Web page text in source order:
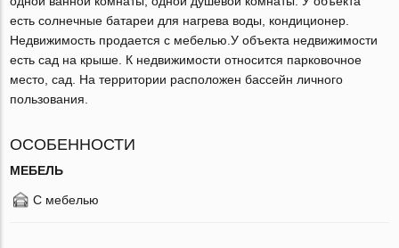
есть солнечные батареи для нагрева воды, кондиционер.
Недвижимость продается с мебелью.У объекта недвижимости
есть сад на крыше. К недвижимости относится парковочное
место, сад. На территории расположен бассейн личного
пользования.
ОСОБЕННОСТИ
МЕБЕЛЬ
С мебелью